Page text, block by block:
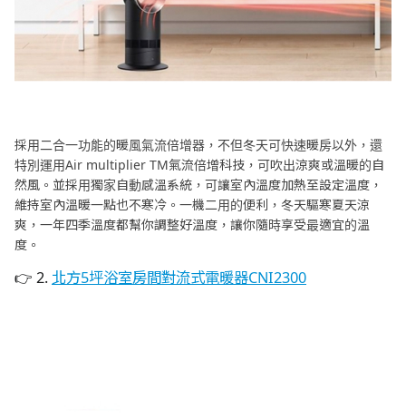
採用二合一功能的暖風氣流倍增器，不但冬天可快速暖房以外，還
特別運用Air multiplier TM氣流倍增科技，可吹出涼爽或溫暖的自
然風。並採用獨家自動感溫系統，可讓室內溫度加熱至設定溫度，
維持室內溫暖一點也不寒冷。一機二用的便利，冬天驅寒夏天涼
爽，一年四季溫度都幫你調整好溫度，讓你隨時享受最適宜的溫
度。
👉 2. 北方5坪浴室房間對流式電暖器CNI2300